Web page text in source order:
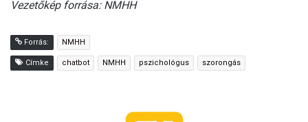
Vezetőkép forrása: NMHH
Forrás: NMHH
Címke chatbot NMHH pszichológus szorongás